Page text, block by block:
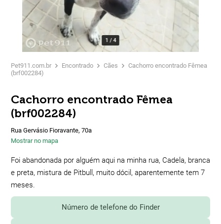
1 /4
Pet911.com.br Encontrado Cães
Cachorro encontrado Fêmea
(brf002284)
Cachorro encontrado Fêmea
(brf002284)
Rua Gervásio Fioravante, 70a
Mostrar no mapa
Foi abandonada por alguém aqui na minha rua, Cadela, branca
e preta, mistura de Pitbull, muito dócil, aparentemente tem 7
meses.
Número de telefone do Finder